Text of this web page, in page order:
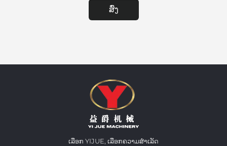
ສົ່ງ
ເລືອກ YIJUE, ເລືອກຄວາມສຳເລັດ